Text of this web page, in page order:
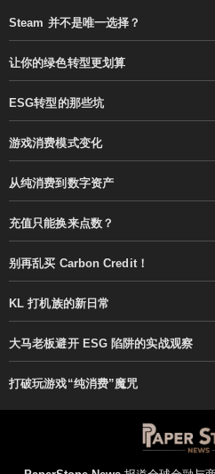
Steam 并不是唯一选择？
让你的绿色转型更划算
ESG转型的那些坑
游戏消费模式变化
从纯消费到数字资产
充值只能换来点数？
别再乱买 Carbon Credit！
KL 打机族的新日常
大马老板避开 ESG 陷阱的实战观察
打破玩游戏“纯消费”魔咒